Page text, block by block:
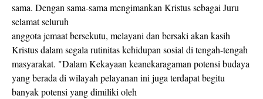
sama. Dengan sama-sama mengimankan Kristus sebagai Juru
selamat seluruh
anggota jemaat bersekutu, melayani dan bersaki akan kasih
Kristus dalam segala rutinitas kehidupan sosial di tengah-tengah
masyarakat. "Dalam Kekayaan keanekaragaman potensi budaya
yang berada di wilayah pelayanan ini juga terdapat begitu
banyak potensi yang dimiliki oleh